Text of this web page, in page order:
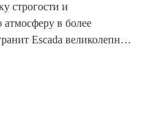
строгости и
в более
Escada великолепно
сохранить